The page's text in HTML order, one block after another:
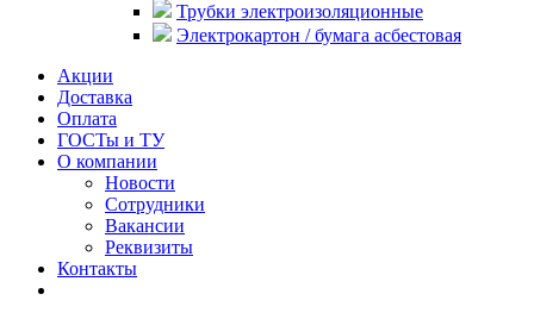
Трубки электроизоляционные
Электрокартон / бумага асбестовая
Акции
Доставка
Оплата
ГОСТы и ТУ
О компании
Новости
Сотрудники
Вакансии
Реквизиты
Контакты